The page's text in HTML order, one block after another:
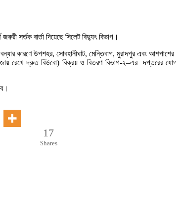
সর্তক বার্তা দিয়েছে সিলেট বিদ্যুৎ বিভাগ।
কারণে উপশহর, সোবহানীঘাট, মেন্তিবাগ, মুরাদপুর এবং আশপাশের
বজায় রেখে দ্রুত বিউবো) বিক্রয় ও বিতরণ বিভাগ-২–এর
17
Shares